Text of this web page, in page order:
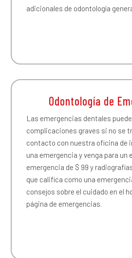
adicionales de odontología
Odontología de
Las emergencias dentales
complicaciones graves si no se
contacto con nuestra oficina de
una emergencia y venga para un
emergencia de $ 99 y
que califica como una
consejos sobre el cuidado en el
página de emergencias.